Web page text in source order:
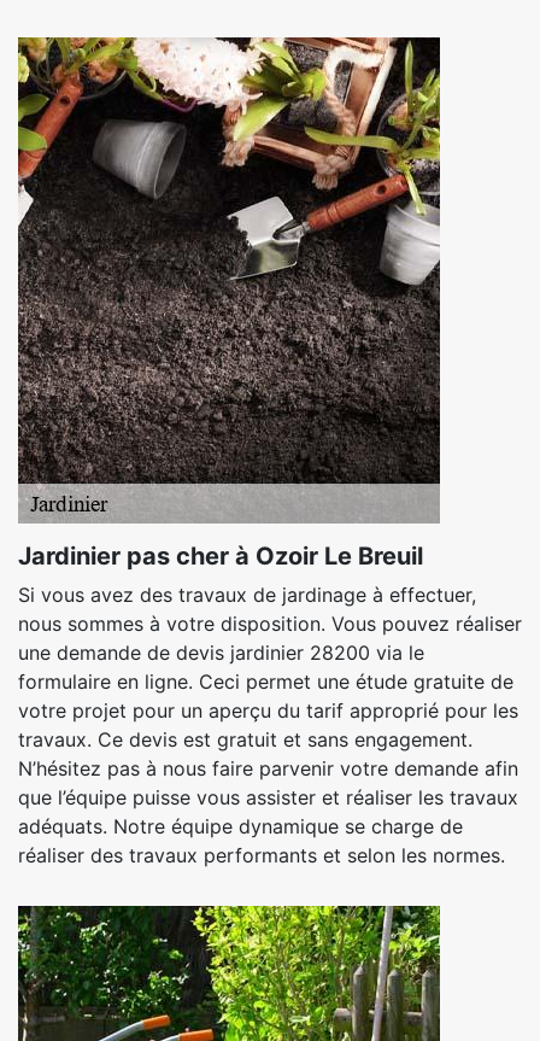
Jardinier pas cher à Ozoir Le Breuil
Si vous avez des travaux de jardinage à effectuer,
nous sommes à votre disposition. Vous pouvez réaliser
une demande de devis jardinier 28200 via le
formulaire en ligne. Ceci permet une étude gratuite de
votre projet pour un aperçu du tarif approprié pour les
travaux. Ce devis est gratuit et sans engagement.
N’hésitez pas à nous faire parvenir votre demande afin
que l’équipe puisse vous assister et réaliser les travaux
adéquats. Notre équipe dynamique se charge de
réaliser des travaux performants et selon les normes.